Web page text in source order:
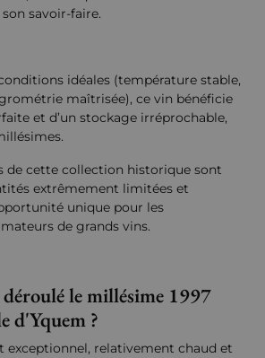
savoir-faire.
idéales (température stable,
maîtrisée), ce vin bénéficie
et d’un stockage irréprochable,
de cette collection historique sont
extrêmement limitées et
unique pour les
de grands vins.
le millésime 1997
d'Yquem ?
exceptionnel, relativement chaud et